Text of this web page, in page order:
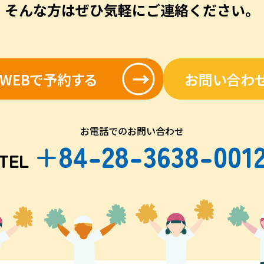
そんな方はぜひ気軽にご連絡ください。
で予約する お問い合わ
お電話でのお問い合わせ
+84-28-3638-